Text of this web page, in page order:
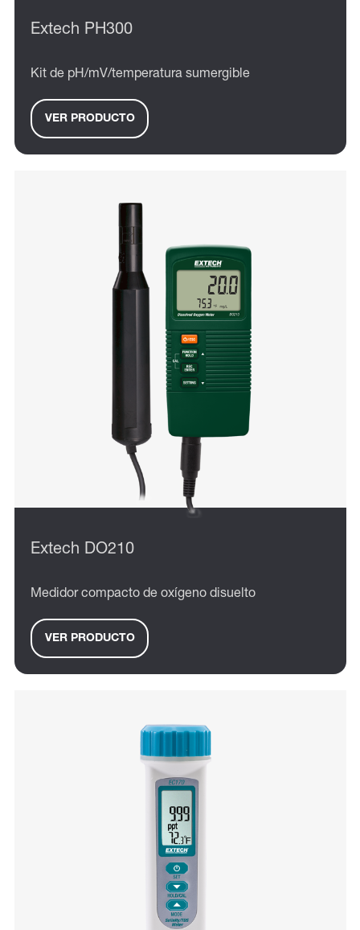
Extech PH300
Kit de pH/mV/temperatura sumergible
VER PRODUCTO
Extech DO210
Medidor compacto de oxígeno disuelto
VER PRODUCTO